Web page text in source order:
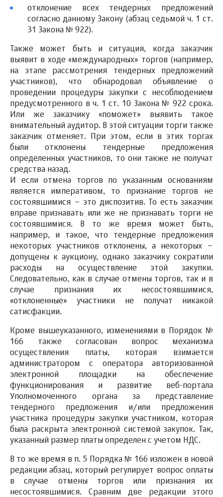
отклонение всех тендерных предложений
согласно данному Закону (абзац седьмой ч. 1 ст.
31 Закона № 922).
Также может быть и ситуация, когда заказчик
выявит в ходе «международных» торгов (например,
на этапе рассмотрения тендерных предложений
участников), что обнародовал объявление о
проведении процедуры закупки с несоблюдением
предусмотренного в ч. 1 ст. 10 Закона № 922 срока.
Или же заказчику «поможет» выявить такое
внимательный аудитор. В этой ситуации торги также
заказчик отменяет. При этом, если в этих торгах
были отклонены тендерные предложения
определенных участников, то они также не получат
средства назад.
И если отмена торгов по указанным основаниям
является императивом, то признание торгов не
состоявшимися – это диспозитив. То есть заказчик
вправе признавать или же не признавать торги не
состоявшимися. В то же время может быть,
например, и такое, что тендерные предложения
некоторых участников отклонены, а некоторых –
допущены к аукциону, однако заказчику сократили
расходы на осуществление этой закупки.
Следовательно, как в случае отмены торгов, так и в
случае признания их несостоявшимися,
«отклоненные» участники не получат никакой
сатисфакции.
Кроме вышеуказанного, изменениями в Порядок №
166 также согласован вопрос механизма
осуществления платы, которая взимается
администратором с оператора авторизованной
электронной площадки на обеспечение
функционирования и развитие веб-портала
Уполномоченного органа за представление
тендерного предложения и/или предложения
участника процедуры закупки участником, которая
была раскрыта электронной системой закупок. Так,
указанный размер платы определен с учетом НДС.
В то же время в п. 5 Порядка № 166 изложен в новой
редакции абзац, который регулирует вопрос оплаты
в случае отмены торгов или признания их
несостоявшимися. Сравним две редакции этого